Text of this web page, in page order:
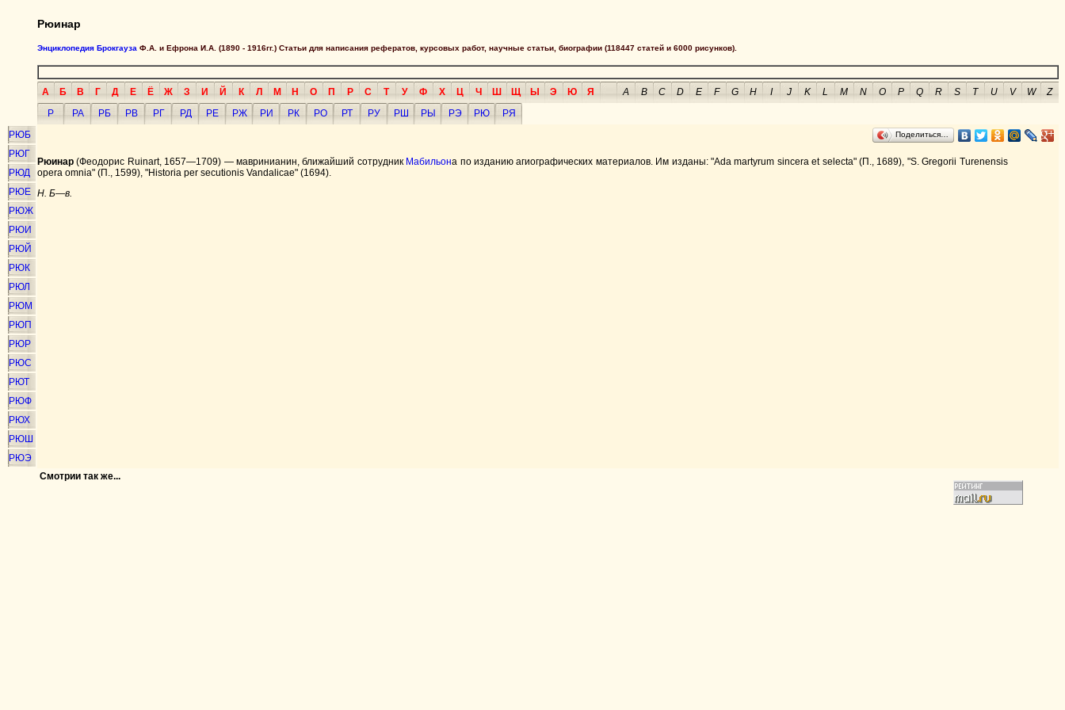
Рюинар
Энциклопедия Брокгауза Ф.А. и Ефрона И.А. (1890 - 1916гг.) Статьи для написания рефератов, курсовых работ, научные статьи, биографии (118447 статей и 6000 рисунков).
А Б В Г Д Е Ё Ж З И Й К Л М Н О П Р С Т У Ф Х Ц Ч Ш Щ Ы Э Ю Я A B C D E F G H I J K L M N O P Q R S T U V W
Z
Р
РА РБ РВ РГ РД РЕ РЖ РИ РК РО РТ РУ РШ РЫ РЭ РЮ
РЯ
РЮБ
РЮГ
РЮД
РЮЕ
РЮЖ
РЮИ
РЮЙ
РЮК
РЮЛ
РЮМ
РЮП
РЮР
РЮС
РЮТ
РЮФ
РЮХ
РЮШ
РЮЭ
Поделиться…
Рюинар (Феодорис Ruinart, 1657—1709) — мавринианин, ближайший сотрудник Мабильона по изданию агиографических материалов. Им изданы: "Ada martyrum sincera et selecta" (П., 1689), "S. Gregorii Turenensis
opera omnia" (П., 1599), "Historia per secutionis Vandalicae" (1694).
Н. Б—в.
Смотрии так же...